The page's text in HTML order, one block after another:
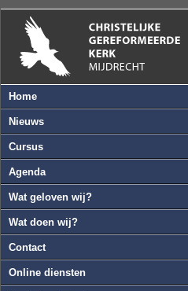
Home
Nieuws
Cursus
Agenda
Wat geloven wij?
Wat doen wij?
Contact
Online diensten